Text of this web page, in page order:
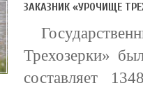
ЗАКАЗНИК «УРОЧИЩЕ
Трехозерки»
составляет